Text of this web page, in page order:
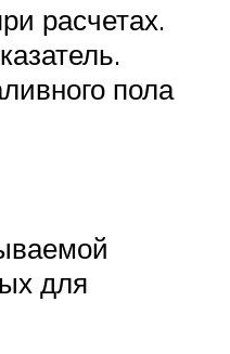
расчетах.
пола
для